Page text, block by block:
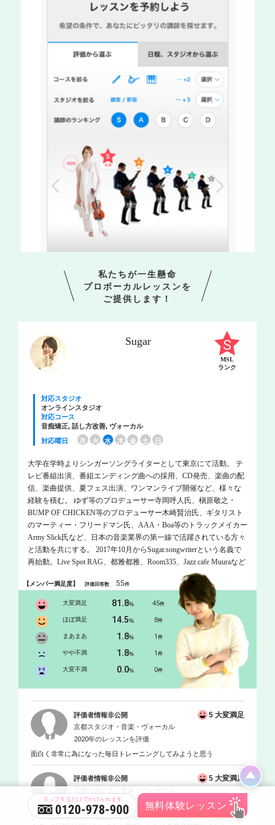
私たちが一生懸命
プロボーカルレッスンを
ご提供します！
Sugar
MSL
ランク
対応スタジオ
オンラインスタジオ
対応コース
音痴矯正, 話し方改善, ヴォーカル
対応曜日
月 火 水 木 金 土 日
大学在学時よりシンガーソングライターとして東京にて活動。 テ
レビ番組出演、番組エンディング曲への採用、CD発売、楽曲の配
信、楽曲提供、夏フェス出演、ワンマンライブ開催など、様々な
経験を積む。 ゆず等のプロデューサー寺岡呼人氏、槇原敬之・
BUMP OF CHICKEN等のプロデューサー木崎賢治氏、ギタリスト
のマーティー・フリードマン氏、AAA・Boa等のトラックメイカー
Army Slick氏など、日本の音楽業界の第一線で活躍されている方々
と活動を共にする。 2017年10月からSugar.songwriterという名義で
再始動。Live Spot RAG、都雅都雅、Room335、Jazz cafe Muuraなど
でライブ活動中。 幼い頃には、明治生命ミュージカル『Annie』の
オーディションに合格し、青山劇場や日本全国の舞台にも立つ。
【メンバー満足度】評価回答数 55件
大変満足 81.8% 45件
ほぼ満足 14.5% 8件
まあまあ 1.8% 1 件
やや不満 1.8% 1 件
大変不満 0.0% 0件
評価者情報非公開 5 大変満足
京都スタジオ・音楽・ヴォーカル
2020年のレッスンを評価
面白く非常に為になった毎日トレーニングしてみようと思う
評価者情報非公開 5 大変満足
2020年のレッスンを評価
いつも練習不足で申し訳ありません。丁寧なご指導ありがとうござい